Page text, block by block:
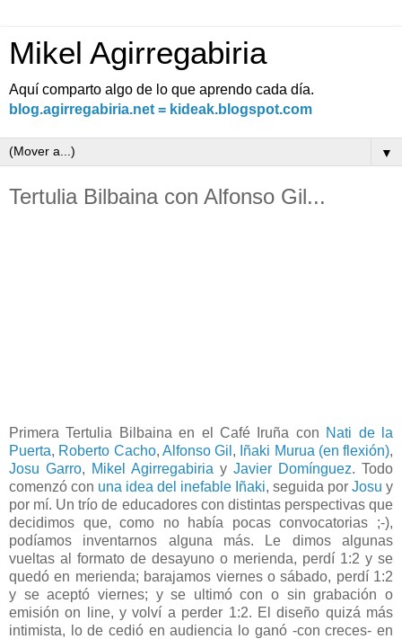
Mikel Agirregabiria
Aquí comparto algo de lo que aprendo cada día.
blog.agirregabiria.net = kideak.blogspot.com
▼
Tertulia Bilbaina con Alfonso Gil...
Primera Tertulia Bilbaina en el Café Iruña con Nati de la
Puerta, Roberto Cacho, Alfonso Gil , Iñaki Murua (en flexión),
Josu Garro, Mikel Agirregabiria y Javier Domínguez. Todo
comenzó con una idea del inefable Iñaki, seguida por Josu y
por mí. Un trío de educadores con distintas perspectivas que
decidimos que, como no había pocas convocatorias ;-),
podíamos inventarnos alguna más. Le dimos algunas
vueltas al formato de desayuno o merienda, perdí 1:2 y se
quedó en merienda; barajamos viernes o sábado, perdí 1:2
y se aceptó viernes; y se ultimó con o sin grabación o
emisión on line, y volví a perder 1:2. El diseño quizá más
intimista, lo de cedió en audiencia lo ganó -con creces- en